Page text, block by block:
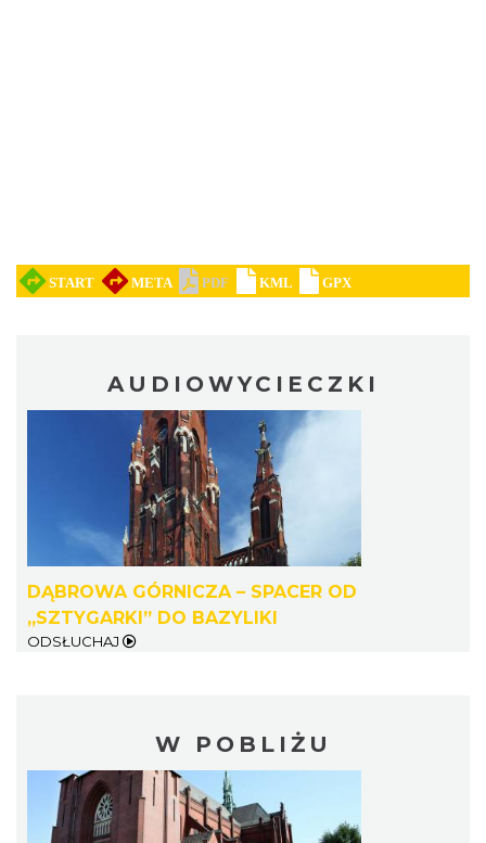
AUDIOWYCIECZKI
DĄBROWA GÓRNICZA – SPACER OD
„SZTYGARKI” DO BAZYLIKI
ODSŁUCHAJ
W POBLIŻU